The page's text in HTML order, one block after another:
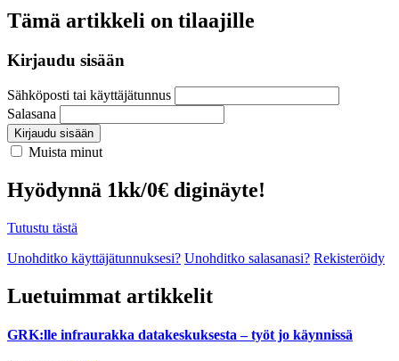
Tämä artikkeli on tilaajille
Kirjaudu sisään
Sähköposti tai käyttäjätunnus
Salasana
Kirjaudu sisään
Muista minut
Hyödynnä 1kk/0€ diginäyte!
Tutustu tästä
Unohditko käyttäjätunnuksesi? Unohditko salasanasi? Rekisteröidy
Luetuimmat artikkelit
GRK:lle infraurakka datakeskuksesta – työt jo käynnissä